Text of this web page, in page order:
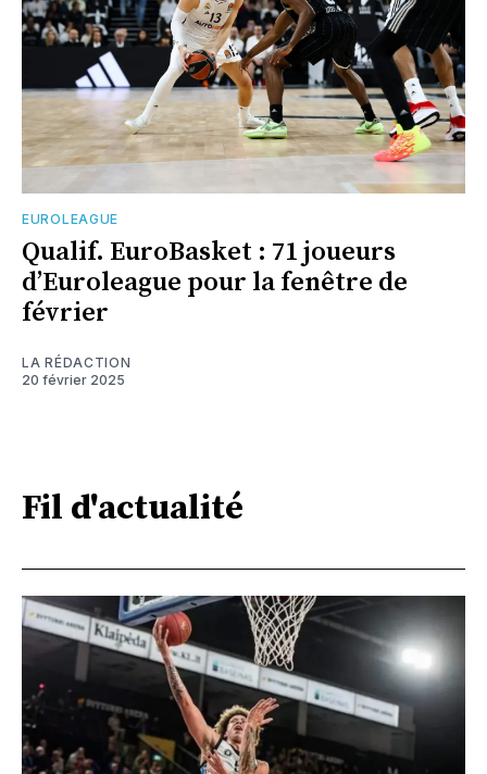
EUROLEAGUE
Qualif. EuroBasket : 71 joueurs
d’Euroleague pour la fenêtre de
février
LA RÉDACTION
20 février 2025
Fil d'actualité